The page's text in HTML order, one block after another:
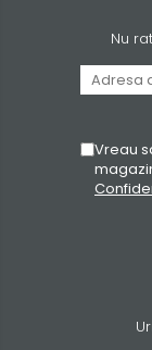
Nu
Vreau